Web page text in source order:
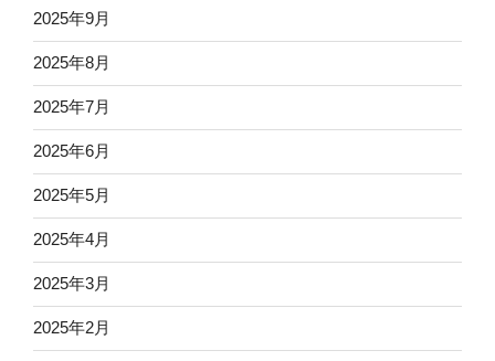
2025年9月
2025年8月
2025年7月
2025年6月
2025年5月
2025年4月
2025年3月
2025年2月